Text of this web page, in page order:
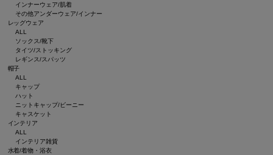
インナーウェア/肌着
その他アンダーウェア/インナー
レッグウェア
ALL
ソックス/靴下
タイツ/ストッキング
レギンス/スパッツ
帽子
ALL
キャップ
ハット
ニットキャップ/ビーニー
キャスケット
インテリア
ALL
インテリア雑貨
水着/着物・浴衣